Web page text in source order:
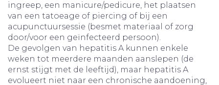
ingreep, een manicure/pedicure, het plaatsen
van een tatoeage of piercing of bij een
acupunctuursessie (besmet materiaal of zorg
door/voor een geïnfecteerd persoon).
De gevolgen van hepatitis A kunnen enkele
weken tot meerdere maanden aanslepen (de
ernst stijgt met de leeftijd), maar hepatitis A
evolueert niet naar een chronische aandoening,